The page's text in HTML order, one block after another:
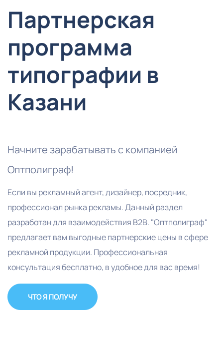
Партнерская
программа
типографии в
Казани
Начните зарабатывать с компанией
Оптполиграф!
Если вы рекламный агент, дизайнер, посредник,
профессионал рынка рекламы. Данный раздел
разработан для взаимодействия В2В. "Оптполиграф"
предлагает вам выгодные партнерские цены в сфере
рекламной продукции. Профессиональная
консультация бесплатно, в удобное для вас время!
ЧТО Я ПОЛУЧУ